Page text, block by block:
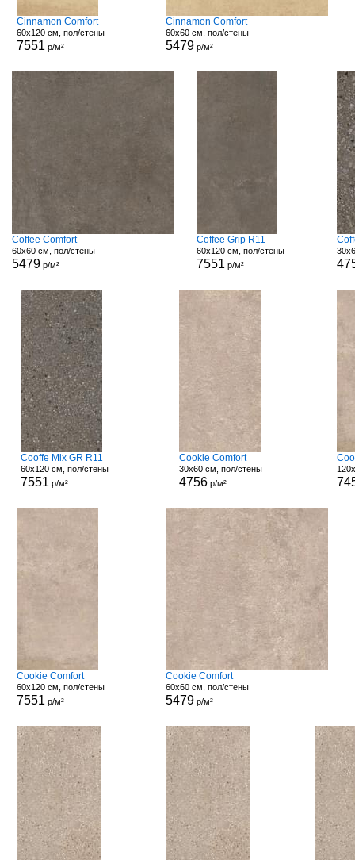
Cinnamon Comfort
60x120 см, пол/стены
7551 р/м²
Cinnamon Comfort
60x60 см, пол/стены
5479 р/м²
Coffee Comfort
60x60 см, пол/стены
5479 р/м²
Coffee Grip R11
60x120 см, пол/стены
7551 р/м²
Cooffe Mix GR R11
60x120 см, пол/стены
7551 р/м²
Cookie Comfort
30x60 см, пол/стены
4756р/м²
Cookie Comfort
60x120 см, пол/стены
7551 р/м²
Cookie Comfort
60x60 см, пол/стены
5479 р/м²